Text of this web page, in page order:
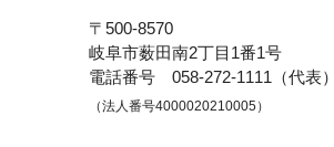
〒500-8570
岐阜市薮田南2丁目1番1号
電話番号 058-272-1111（代表）
（法人番号4000020210005）